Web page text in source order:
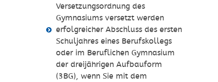
Versetzungsordnung des
Gymnasiums versetzt werden
erfolgreicher Abschluss des ersten
Schuljahres eines Berufskollegs
oder im Beruflichen Gymnasium
der dreijährigen Aufbauform
(3BG), wenn Sie mit dem